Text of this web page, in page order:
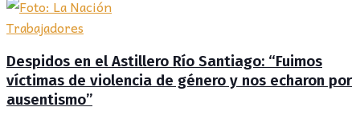
Trabajadores
Despidos en el Astillero Río Santiago: “Fuimos
víctimas de violencia de género y nos echaron por
ausentismo”